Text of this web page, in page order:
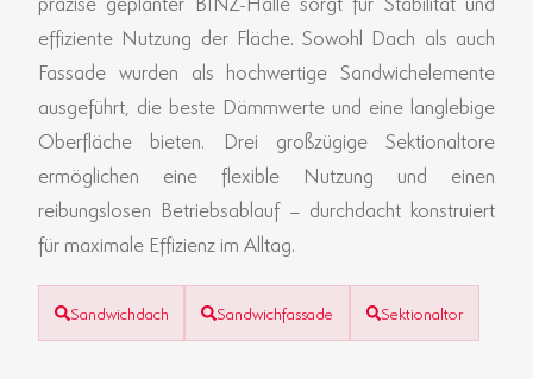
effiziente Nutzung der Fläche. Sowohl Dach als auch
Fassade wurden als hochwertige Sandwichelemente
ausgeführt, die beste Dämmwerte und eine langlebige
Oberfläche bieten. Drei großzügige Sektionaltore
ermöglichen eine flexible Nutzung und einen
reibungslosen Betriebsablauf – durchdacht konstruiert
für maximale Effizienz im Alltag.
Sandwichdach Sandwichfassade Sektionaltor